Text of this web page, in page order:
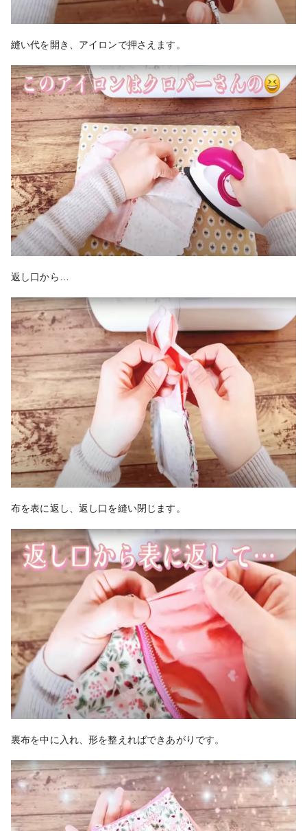
縫い代を開き、アイロンで押さえます。
返し口から…
布を表に返し、返し口を縫い閉じます。
裏布を中に入れ、形を整えればできあがりです。